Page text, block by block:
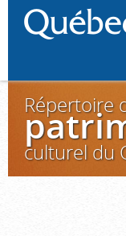
Répertoire
culturel du